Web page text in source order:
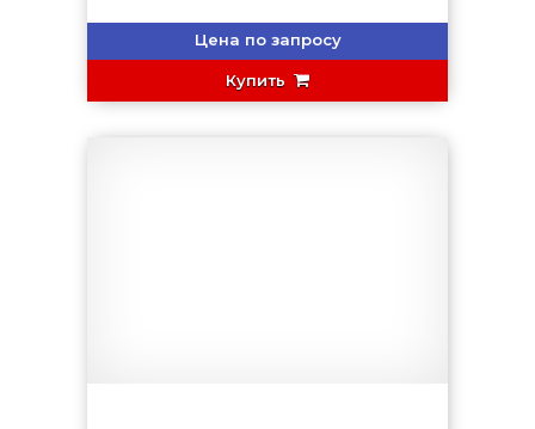
Цена по запросу
Купить